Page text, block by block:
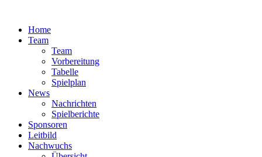
springenHome
Team
Team
Vorbereitung
Tabelle
Spielplan
News
Nachrichten
Spielberichte
Sponsoren
Leitbild
Nachwuchs